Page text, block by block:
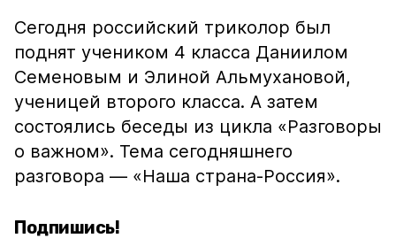
Сегодня российский триколор был
поднят учеником 4 класса Даниилом
Семеновым и Элиной Альмухановой,
ученицей второго класса. А затем
состоялись беседы из цикла «Разговоры
о важном». Тема сегодняшнего
разговора — «Наша страна-Россия».
Подпишись!